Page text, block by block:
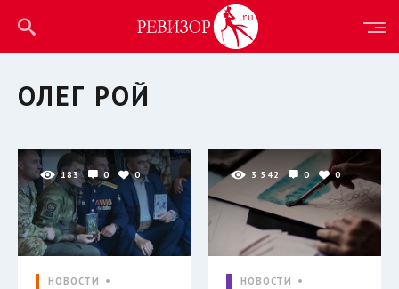
ОЛЕГ РОЙ
183 0 0
НОВОСТИ
3 542 0 0
НОВОСТИ